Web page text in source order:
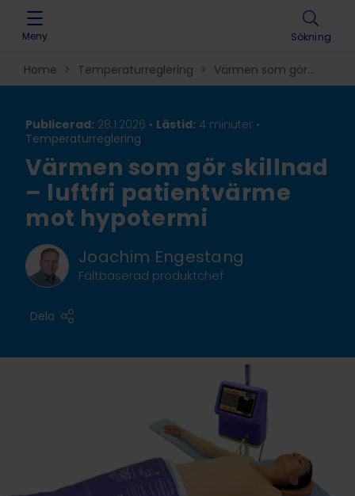
Skip to content
Meny Sökning
Home > Temperaturreglering > Värmen som gör
skillnad – luftfri patientvärme mot hypotermi
Publicerad: 28.1.2026 • Lästid: 4 minuter •
Temperaturreglering
Värmen som gör skillnad
– luftfri patientvärme
mot hypotermi
Joachim Engestang
Fältbaserad produktchef
Dela